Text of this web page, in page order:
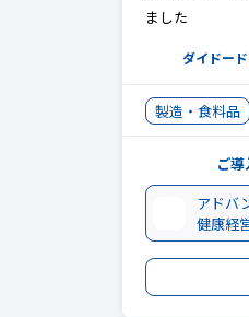
ました
ダイドー
製造・食料品
ご
アドバ
健康経